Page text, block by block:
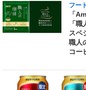
フー
「
「
スペ
職人
コー